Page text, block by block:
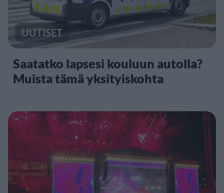
UUTISET
Saatatko lapsesi kouluun autolla?
Muista tämä yksityiskohta